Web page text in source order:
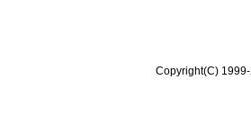
Copyright(C)